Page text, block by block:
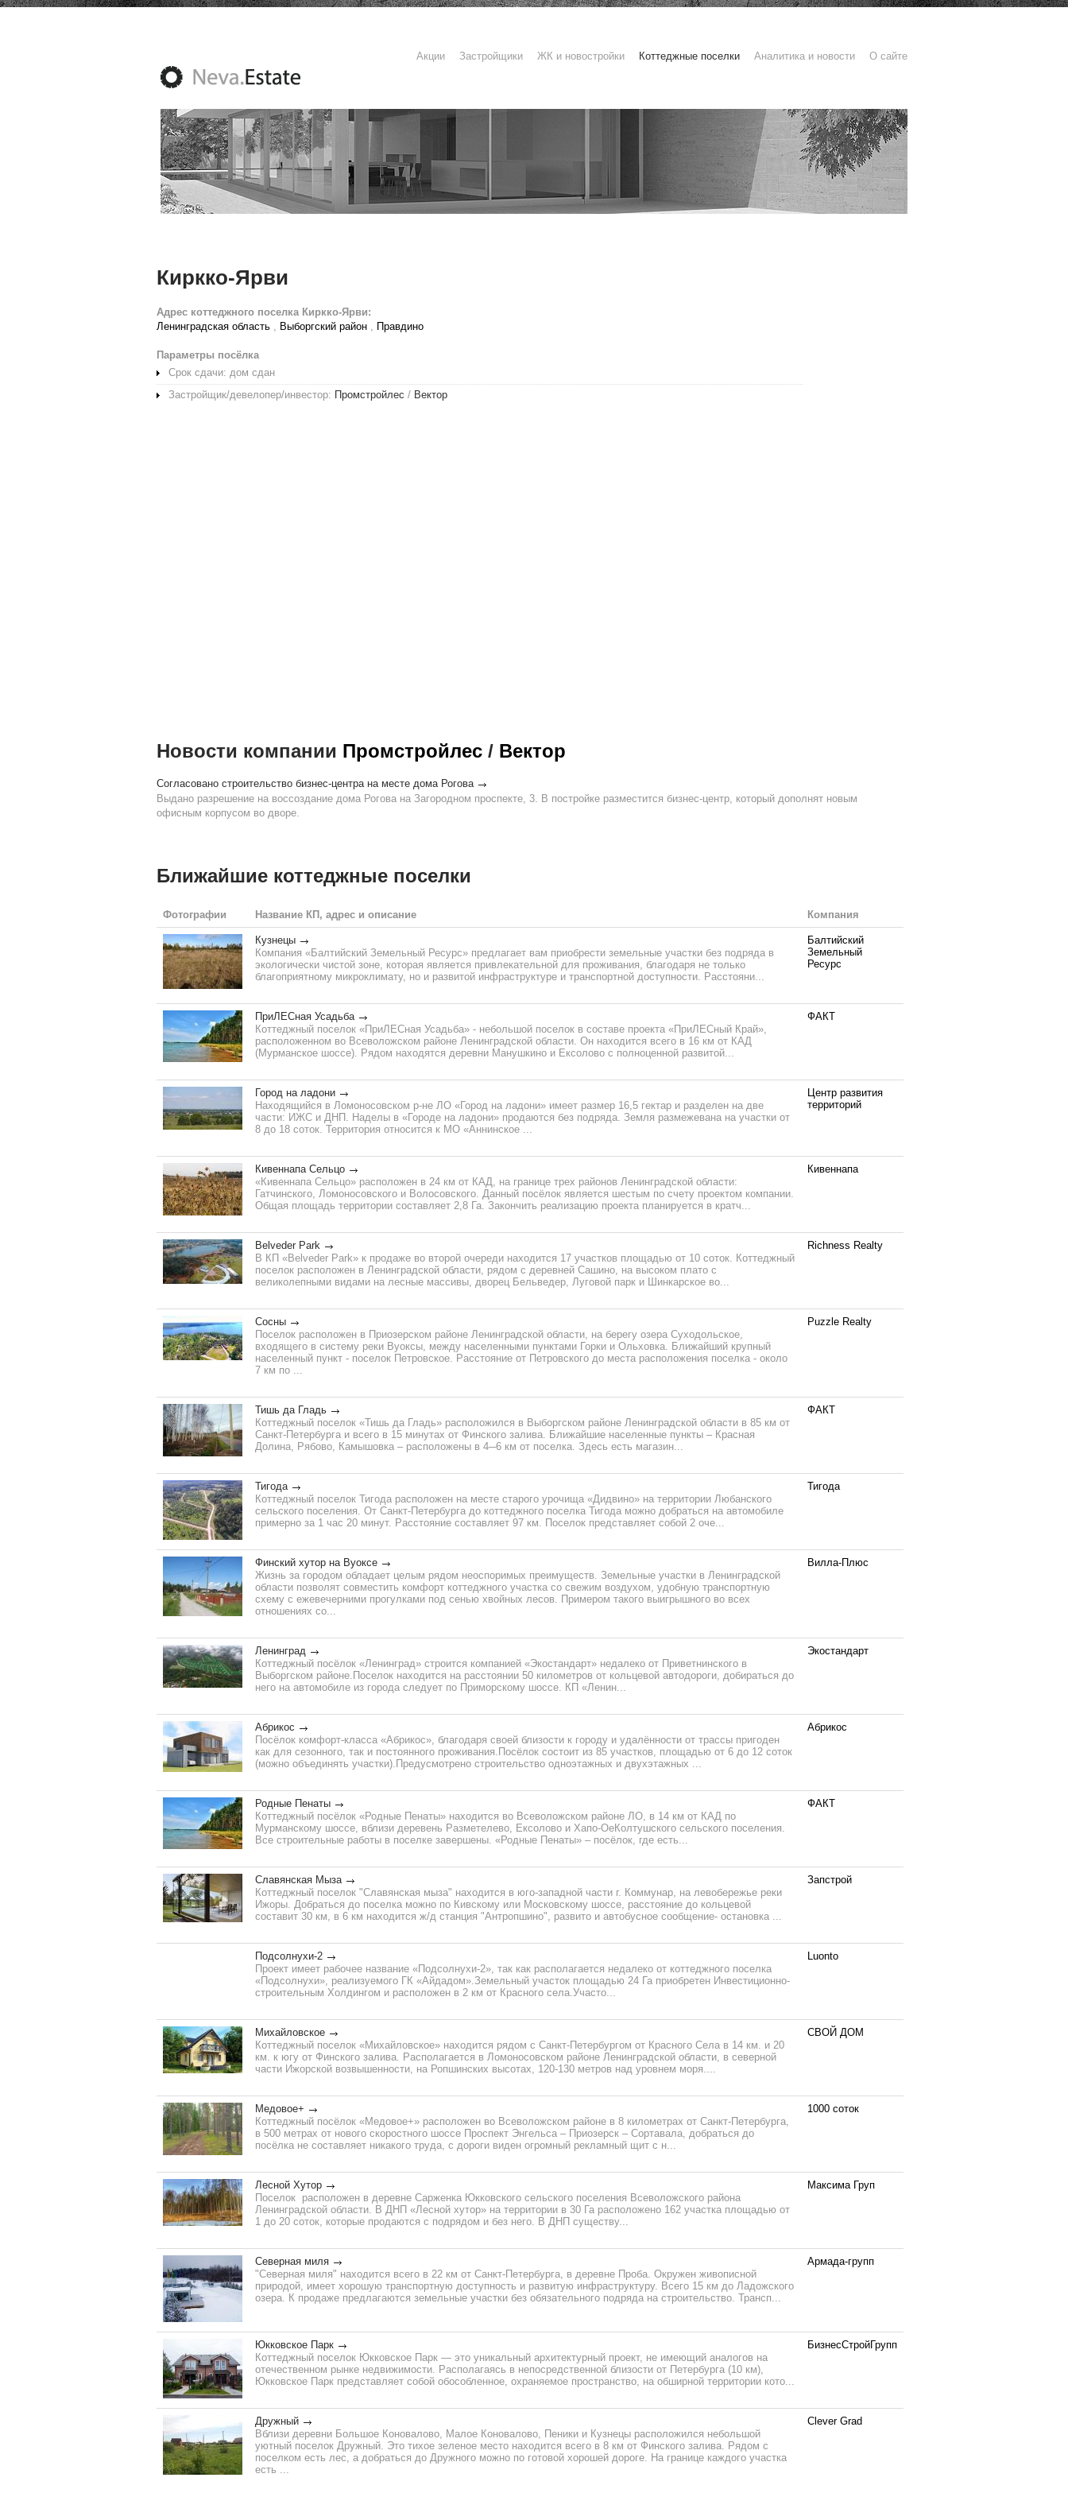
Акции Застройщики ЖК и новостройки Коттеджные поселки Аналитика и новости О сайте
Киркко-Ярви
Адрес коттеджного поселка Киркко-Ярви:
Ленинградская область , Выборгский район , Правдино
Параметры посёлка
Срок сдачи: дом сдан
Застройщик/девелопер/инвестор: Промстройлес / Вектор
Новости компании Промстройлес / Вектор
Согласовано строительство бизнес-центра на месте дома Рогова
Выдано разрешение на воссоздание дома Рогова на Загородном проспекте, 3. В постройке разместится бизнес-центр, который дополнят новым
офисным корпусом во дворе.
Ближайшие коттеджные поселки
Фотографии Название КП, адрес и описание Компания
Кузнецы
Компания «Балтийский Земельный Ресурс» предлагает вам приобрести земельные участки без подряда в
экологически чистой зоне, которая является привлекательной для проживания, благодаря не только
благоприятному микроклимату, но и развитой инфраструктуре и транспортной доступности. Расстояни...
Балтийский
Земельный
Ресурс
ПриЛЕСная Усадьба
Коттеджный поселок «ПриЛЕСная Усадьба» - небольшой поселок в составе проекта «ПриЛЕСный Край»,
расположенном во Всеволожском районе Ленинградской области. Он находится всего в 16 км от КАД
(Мурманское шоссе). Рядом находятся деревни Манушкино и Ексолово с полноценной развитой...
ФАКТ
Город на ладони
Находящийся в Ломоносовском р-не ЛО «Город на ладони» имеет размер 16,5 гектар и разделен на две
части: ИЖС и ДНП. Наделы в «Городе на ладони» продаются без подряда. Земля размежевана на участки от
8 до 18 соток. Территория относится к МО «Аннинское ...
Центр развития
территорий
Кивеннапа Сельцо
«Кивеннапа Сельцо» расположен в 24 км от КАД, на границе трех районов Ленинградской области:
Гатчинского, Ломоносовского и Волосовского. Данный посёлок является шестым по счету проектом компании.
Общая площадь территории составляет 2,8 Га. Закончить реализацию проекта планируется в кратч...
Кивеннапа
Belveder Park
В КП «Belveder Park» к продаже во второй очереди находится 17 участков площадью от 10 соток. Коттеджный
поселок расположен в Ленинградской области, рядом с деревней Сашино, на высоком плато с
великолепными видами на лесные массивы, дворец Бельведер, Луговой парк и Шинкарское во...
Richness Realty
Сосны
Поселок расположен в Приозерском районе Ленинградской области, на берегу озера Суходольское,
входящего в систему реки Вуоксы, между населенными пунктами Горки и Ольховка. Ближайший крупный
населенный пункт - поселок Петровское. Расстояние от Петровского до места расположения поселка - около
7 км по ...
Puzzle Realty
Тишь да Гладь
Коттеджный поселок «Тишь да Гладь» расположился в Выборгском районе Ленинградской области в 85 км от
Санкт-Петербурга и всего в 15 минутах от Финского залива. Ближайшие населенные пункты – Красная
Долина, Рябово, Камышовка – расположены в 4─6 км от поселка. Здесь есть магазин...
ФАКТ
Тигода
Коттеджный поселок Тигода расположен на месте старого урочища «Дидвино» на территории Любанского
сельского поселения. От Санкт-Петербурга до коттеджного поселка Тигода можно добраться на автомобиле
примерно за 1 час 20 минут. Расстояние составляет 97 км. Поселок представляет собой 2 оче...
Тигода
Финский хутор на Вуоксе
Жизнь за городом обладает целым рядом неоспоримых преимуществ. Земельные участки в Ленинградской
области позволят совместить комфорт коттеджного участка со свежим воздухом, удобную транспортную
схему с ежевечерними прогулками под сенью хвойных лесов. Примером такого выигрышного во всех
отношениях со...
Вилла-Плюс
Ленинград
Коттеджный посёлок «Ленинград» строится компанией «Экостандарт» недалеко от Приветнинского в
Выборгском районе.Поселок находится на расстоянии 50 километров от кольцевой автодороги, добираться до
него на автомобиле из города следует по Приморскому шоссе. КП «Ленин...
Экостандарт
Абрикос
Посёлок комфорт-класса «Абрикос», благодаря своей близости к городу и удалённости от трассы пригоден
как для сезонного, так и постоянного проживания.Посёлок состоит из 85 участков, площадью от 6 до 12 соток
(можно объединять участки).Предусмотрено строительство одноэтажных и двухэтажных ...
Абрикос
Родные Пенаты
Коттеджный посёлок «Родные Пенаты» находится во Всеволожском районе ЛО, в 14 км от КАД по
Мурманскому шоссе, вблизи деревень Разметелево, Ексолово и Хапо-ОеКолтушского сельского поселения.
Все строительные работы в поселке завершены. «Родные Пенаты» – посёлок, где есть...
ФАКТ
Славянская Мыза
Коттеджный поселок "Славянская мыза" находится в юго-западной части г. Коммунар, на левобережье реки
Ижоры. Добраться до поселка можно по Кивскому или Московскому шоссе, расстояние до кольцевой
составит 30 км, в 6 км находится ж/д станция "Антропшино", развито и автобусное сообщение- остановка ...
Запстрой
Подсолнухи-2
Проект имеет рабочее название «Подсолнухи-2», так как располагается недалеко от коттеджного поселка
«Подсолнухи», реализуемого ГК «Айдадом».Земельный участок площадью 24 Га приобретен Инвестиционно-
строительным Холдингом и расположен в 2 км от Красного села.Участо...
Luonto
Михайловское
Коттеджный поселок «Михайловское» находится рядом с Санкт-Петербургом от Красного Села в 14 км. и 20
км. к югу от Финского залива. Располагается в Ломоносовском районе Ленинградской области, в северной
части Ижорской возвышенности, на Ропшинских высотах, 120-130 метров над уровнем моря....
СВОЙ ДОМ
Медовое+
Коттеджный посёлок «Медовое+» расположен во Всеволожском районе в 8 километрах от Санкт-Петербурга,
в 500 метрах от нового скоростного шоссе Проспект Энгельса – Приозерск – Сортавала, добраться до
посёлка не составляет никакого труда, с дороги виден огромный рекламный щит с н...
1000 соток
Лесной Хутор
Поселок расположен в деревне Сарженка Юкковского сельского поселения Всеволожского района
Ленинградской области. В ДНП «Лесной хутор» на территории в 30 Га расположено 162 участка площадью от
1 до 20 соток, которые продаются с подрядом и без него. В ДНП существу...
Максима Груп
Северная миля
"Северная миля" находится всего в 22 км от Санкт-Петербурга, в деревне Проба. Окружен живописной
природой, имеет хорошую транспортную доступность и развитую инфраструктуру. Всего 15 км до Ладожского
озера. К продаже предлагаются земельные участки без обязательного подряда на строительство. Трансп...
Армада-групп
Юкковское Парк
Коттеджный поселок Юкковское Парк — это уникальный архитектурный проект, не имеющий аналогов на
отечественном рынке недвижимости. Располагаясь в непосредственной близости от Петербурга (10 км),
Юкковское Парк представляет собой обособленное, охраняемое пространство, на обширной территории кото...
БизнесСтройГрупп
Дружный
Вблизи деревни Большое Коновалово, Малое Коновалово, Пеники и Кузнецы расположился небольшой
уютный поселок Дружный. Это тихое зеленое место находится всего в 8 км от Финского залива. Рядом с
поселком есть лес, а добраться до Дружного можно по готовой хорошей дороге. На границе каждого участка
есть ...
Clever Grad